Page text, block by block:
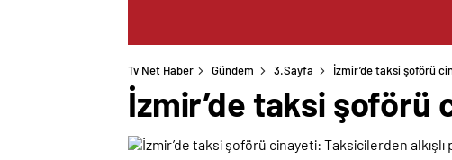
Tv Net Haber Gündem 3.Sayfa İzmir’de taksi şoförü
İzmir’de taksi şoförü